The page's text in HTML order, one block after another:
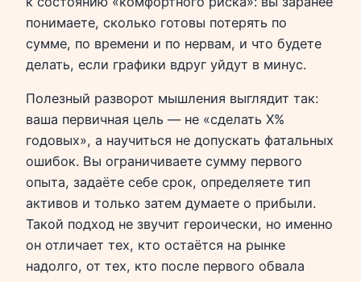
понимаете, сколько готовы потерять по
сумме, по времени и по нервам, и что будете
делать, если графики вдруг уйдут в минус.
Полезный разворот мышления выглядит так:
ваша первичная цель — не «сделать X%
годовых», а научиться не допускать фатальных
ошибок. Вы ограничиваете сумму первого
опыта, задаёте себе срок, определяете тип
активов и только затем думаете о прибыли.
Такой подход не звучит героически, но именно
он отличает тех, кто остаётся на рынке
надолго, от тех, кто после первого обвала